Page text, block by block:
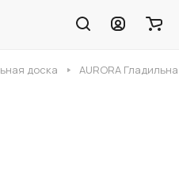
доска AURORA